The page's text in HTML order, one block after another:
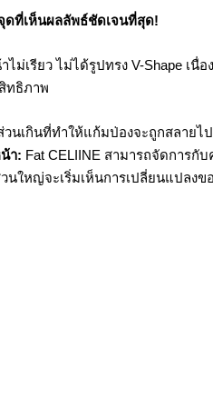
ดที่เห็นผลลัพธ์ชัดเจนที่สุด!
รียว ไม่ได้รูปทรง V-Shape เนื่อ
ทธิภาพ
นเกินที่ทำให้แก้มป่องจะถูกสลายไ
า: Fat CELIINE สามารถจัดการ
นใหญ่จะเริ่มเห็นการเปลี่ยนแปลง